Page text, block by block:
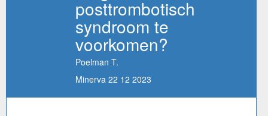
posttrombotisch
syndroom te
voorkomen?
Poelman T.
Minerva 22 12 2023